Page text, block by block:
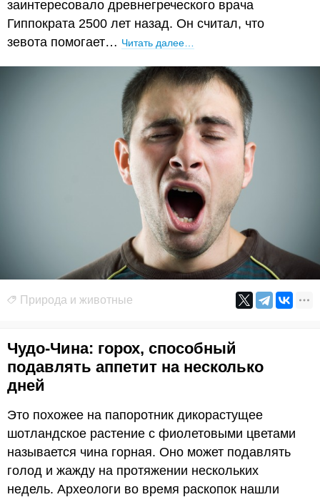
заинтересовало древнегреческого врача
Гиппократа 2500 лет назад. Он считал, что
зевота помогает… Читать далее…
Природа и животные
Чудо-Чина: горох, способный
подавлять аппетит на несколько
дней
Это похожее на папоротник дикорастущее
шотландское растение с фиолетовыми цветами
называется чина горная. Оно может подавлять
голод и жажду на протяжении нескольких
недель. Археологи во время раскопок нашли